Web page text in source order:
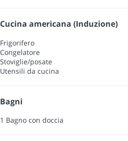
Cucina americana (Induzione)
Frigorifero
Congelatore
Stoviglie/posate
Utensili da cucina
Bagni
1 Bagno con doccia